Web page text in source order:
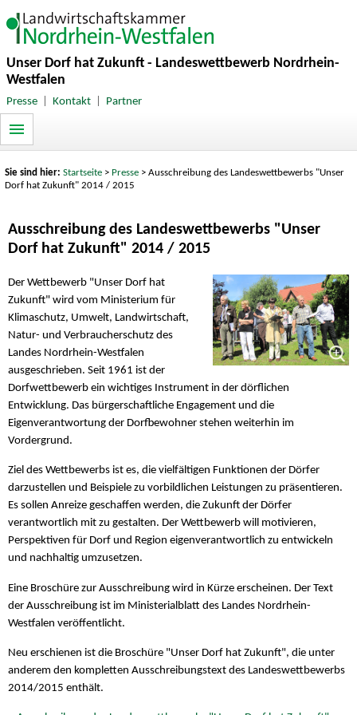
Unser Dorf hat Zukunft - Landeswettbewerb Nordrhein-
Westfalen
Presse| Kontakt| Partner
Sie sind hier:Startseite > Presse > Ausschreibung des Landeswettbewerbs "Unser
Dorf hat Zukunft" 2014 / 2015
Ausschreibung des Landeswettbewerbs "Unser
Dorf hat Zukunft" 2014 / 2015
Der Wettbewerb "Unser Dorf hat
Zukunft" wird vom Ministerium für
Klimaschutz, Umwelt, Landwirtschaft,
Natur- und Verbraucherschutz des
Landes Nordrhein-Westfalen
ausgeschrieben. Seit 1961 ist der
Dorfwettbewerb ein wichtiges Instrument in der dörflichen
Entwicklung. Das bürgerschaftliche Engagement und die
Eigenverantwortung der Dorfbewohner stehen weiterhin im
Vordergrund.
Ziel des Wettbewerbs ist es, die vielfältigen Funktionen der Dörfer
darzustellen und Beispiele zu vorbildlichen Leistungen zu präsentieren.
Es sollen Anreize geschaffen werden, die Zukunft der Dörfer
verantwortlich mit zu gestalten. Der Wettbewerb will motivieren,
Perspektiven für Dorf und Region eigenverantwortlich zu entwickeln
und nachhaltig umzusetzen.
Eine Broschüre zur Ausschreibung wird in Kürze erscheinen. Der Text
der Ausschreibung ist im Ministerialblatt des Landes Nordrhein-
Westfalen veröffentlicht.
Neu erschienen ist die Broschüre "Unser Dorf hat Zukunft", die unter
anderem den kompletten Ausschreibungstext des Landeswettbewerbs
2014/2015 enthält.